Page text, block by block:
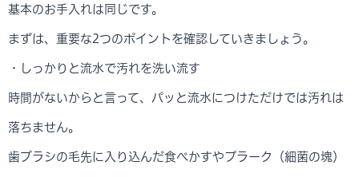
基本のお手入れは同じです。
まずは、重要な2つのポイントを確認していきましょう。
・しっかりと流水で汚れを洗い流す
時間がないからと言って、パッと流水につけただけでは汚れは
落ちません。
歯ブラシの毛先に入り込んだ食べかすやプラーク（細菌の塊）